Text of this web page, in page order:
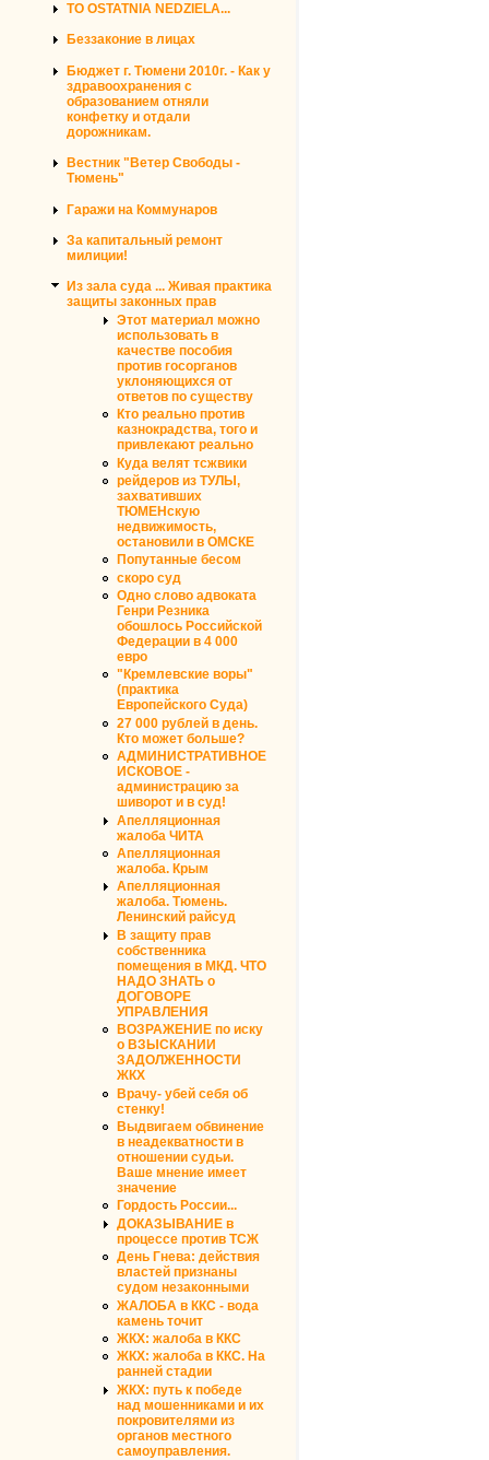
TO OSTATNIA NEDZIELA...
Беззаконие в лицах
Бюджет г. Тюмени 2010г. - Как у
здравоохранения с
образованием отняли
конфетку и отдали
дорожникам.
Вестник "Ветер Свободы -
Тюмень"
Гаражи на Коммунаров
За капитальный ремонт
милиции!
Из зала суда ... Живая практика
защиты законных прав
Этот материал можно
использовать в
качестве пособия
против госорганов
уклоняющихся от
ответов по существу
Кто реально против
казнокрадства, того и
привлекают реально
Куда велят тсжвики
рейдеров из ТУЛЫ,
захвативших
ТЮМЕНскую
недвижимость,
остановили в ОМСКЕ
Попутанные бесом
скоро суд
Одно слово адвоката
Генри Резника
обошлось Российской
Федерации в 4 000
евро
"Кремлевские воры"
(практика
Европейского Суда)
27 000 рублей в день.
Кто может больше?
АДМИНИСТРАТИВНОЕ
ИСКОВОЕ -
администрацию за
шиворот и в суд!
Апелляционная
жалоба ЧИТА
Апелляционная
жалоба. Крым
Апелляционная
жалоба. Тюмень.
Ленинский райсуд
В защиту прав
собственника
помещения в МКД. ЧТО
НАДО ЗНАТЬ о
ДОГОВОРЕ
УПРАВЛЕНИЯ
ВОЗРАЖЕНИЕ по иску
о ВЗЫСКАНИИ
ЗАДОЛЖЕННОСТИ
ЖКХ
Врачу- убей себя об
стенку!
Выдвигаем обвинение
в неадекватности в
отношении судьи.
Ваше мнение имеет
значение
Гордость России...
ДОКАЗЫВАНИЕ в
процессе против ТСЖ
День Гнева: действия
властей признаны
судом незаконными
ЖАЛОБА в ККС - вода
камень точит
ЖКХ: жалоба в ККС
ЖКХ: жалоба в ККС. На
ранней стадии
ЖКХ: путь к победе
над мошенниками и их
покровителями из
органов местного
самоуправления.